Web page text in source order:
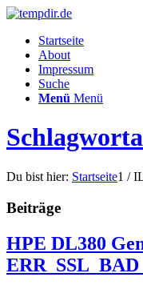
Startseite
About
Impressum
Suche
Menü Menü
Du bist hier: Startseite1 /
Beiträge
HPE DL380